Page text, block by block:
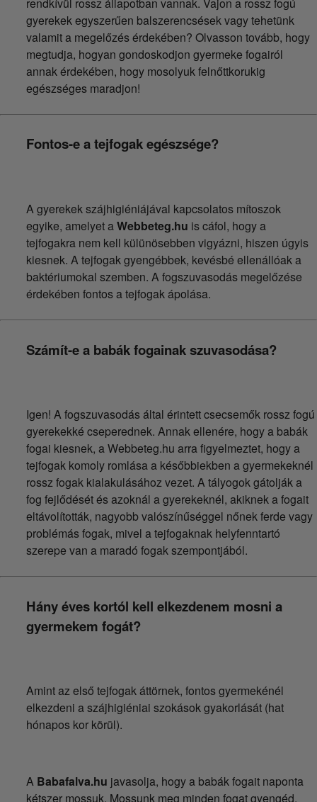
gyerekek egyszerűen balszerencsések vagy tehetünk
valamit a megelőzés érdekében? Olvasson tovább, hogy
megtudja, hogyan gondoskodjon gyermeke fogairól
annak érdekében, hogy mosolyuk felnőttkorukig
egészséges maradjon!
Fontos-e a tejfogak egészsége?
A gyerekek szájhigiéniájával kapcsolatos mítoszok
egyike, amelyet aWebbeteg.hu is cáfol, hogy a
tejfogakra nem kell külünösebben vigyázni, hiszen úgyis
kiesnek. A tejfogak gyengébbek, kevésbé ellenállóak a
baktériumokal szemben. A fogszuvasodás megelőzése
érdekében fontos a tejfogak ápolása.
Számít-e a babák fogainak szuvasodása?
Igen! A fogszuvasodás által érintett csecsemők rossz fogú
gyerekekké cseperednek. Annak ellenére, hogy a babák
fogai kiesnek, a Webbeteg.hu arra figyelmeztet, hogy a
tejfogak komoly romlása a későbbiekben a gyermekeknél
rossz fogak kialakulásához vezet. A tályogok gátolják a
fog fejlődését és azoknál a gyerekeknél, akiknek a fogait
eltávolították, nagyobb valószínűséggel nőnek ferde vagy
problémás fogak, mivel a tejfogaknak helyfenntartó
szerepe van a maradó fogak szempontjából.
Hány éves kortól kell elkezdenem mosni a
gyermekem fogát?
Amint az első tejfogak áttörnek, fontos gyermekénél
elkezdeni a szájhigiéniai szokások gyakorlását (hat
hónapos kor körül).
A Babafalva.hu javasolja, hogy a babák fogait naponta
kétszer mossuk. Mossunk meg minden fogat gyengéd,